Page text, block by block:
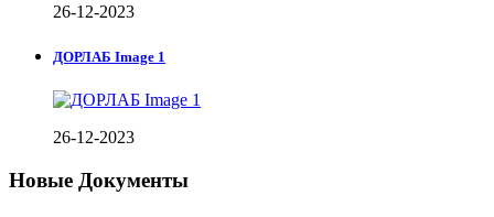
26-12-2023
ДОРЛАБ Image 1
26-12-2023
Новые Документы